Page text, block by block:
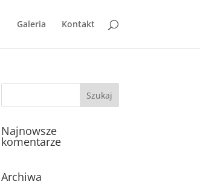
Galeria Kontakt
Najnowsze
komentarze
Archiwa